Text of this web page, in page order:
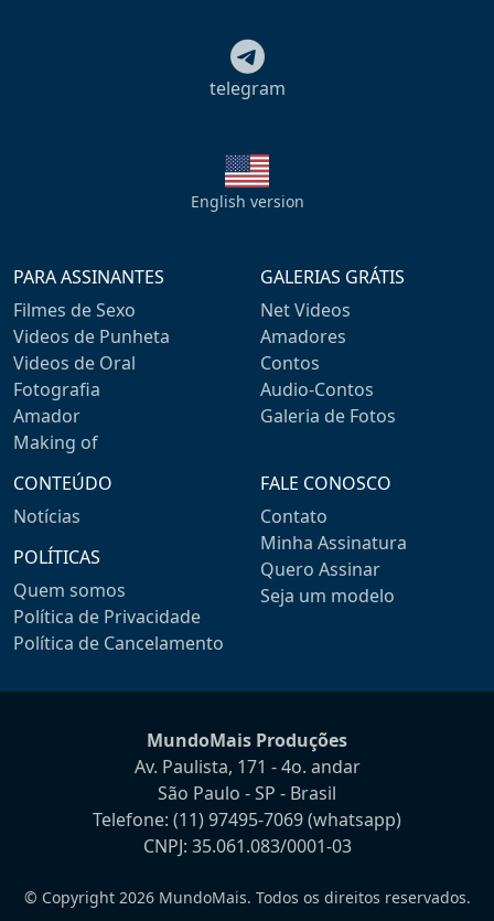
telegram
English version
PARA ASSINANTES
Filmes de Sexo
Videos de Punheta
Videos de Oral
Fotografia
Amador
Making of
GALERIAS GRÁTIS
Net Videos
Amadores
Contos
Audio-Contos
Galeria de Fotos
CONTEÚDO
Notícias
POLÍTICAS
Quem somos
Política de Privacidade
Política de Cancelamento
FALE CONOSCO
Contato
Minha Assinatura
Quero Assinar
Seja um modelo
MundoMais Produções
Av. Paulista, 171 - 4o. andar
São Paulo - SP - Brasil
Telefone: (11) 97495-7069(whatsapp)
CNPJ: 35.061.083/0001-03
© Copyright 2026 MundoMais. Todos os direitos reservados.